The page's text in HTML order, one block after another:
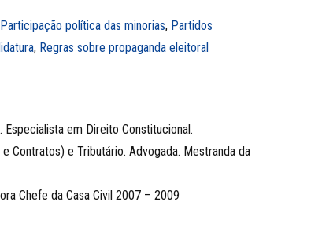
Participação política das minorias, Partidos
, Regras sobre propaganda eleitoral
em Direito Constitucional.
Contratos) e Tributário. Advogada. Mestranda da
Chefe da Casa Civil 2007 – 2009